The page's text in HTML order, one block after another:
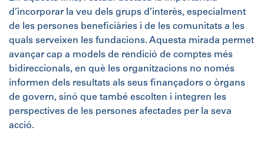
d’incorporar la veu dels grups d’interès, especialment
de les persones beneficiàries i de les comunitats a les
quals serveixen les fundacions. Aquesta mirada permet
avançar cap a models de rendició de comptes més
bidireccionals, en què les organitzacions no només
informen dels resultats als seus finançadors o òrgans
de govern, sinó que també escolten i integren les
perspectives de les persones afectades per la seva
acció.